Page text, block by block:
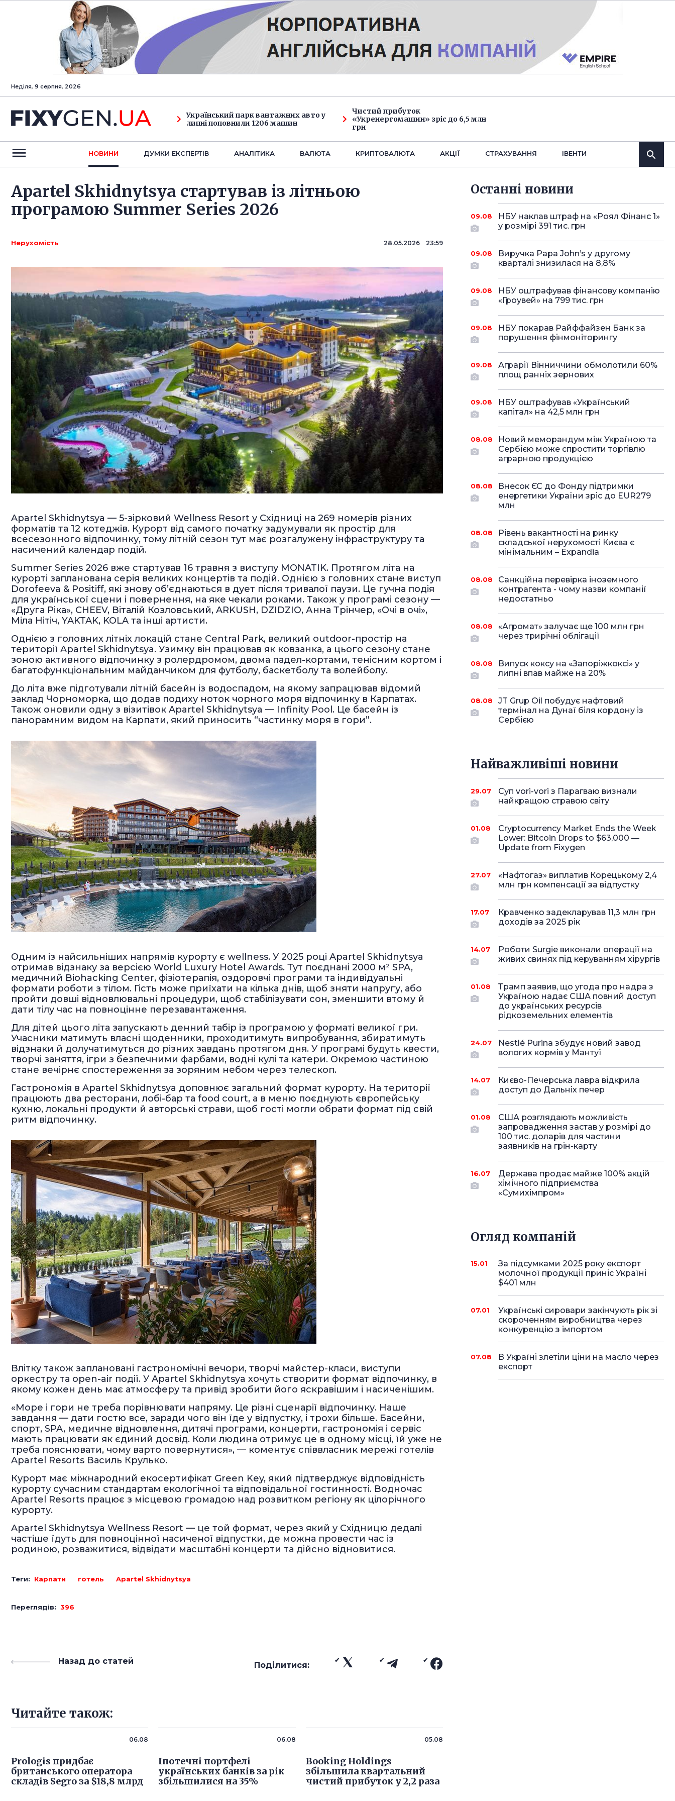
Неділя, 9 серпня, 2026
Український парк вантажних авто у
липні поповнили 1206 машин
Чистий прибуток
«Укренергомашин» зріс до 6,5 млн
грн
НОВИНИ ДУМКИ ЕКСПЕРТIВ АНАЛIТИКА ВАЛЮТА КРИПТОВАЛЮТА АКЦІЇ СТРАХУВАННЯ IВЕНТИ
Apartel Skhidnytsya стартував із літньою
програмою Summer Series 2026
Нерухомість 28.05.2026 23:59
Apartel Skhidnytsya — 5-зірковий Wellness Resort у Східниці на 269 номерів різних
форматів та 12 котеджів. Курорт від самого початку задумували як простір для
всесезонного відпочинку, тому літній сезон тут має розгалужену інфраструктуру та
насичений календар подій.
Summer Series 2026 вже стартував 16 травня з виступу MONATIK. Протягом літа на
курорті запланована серія великих концертів та подій. Однією з головних стане виступ
Dorofeeva & Positiff, які знову об’єднаються в дует після тривалої паузи. Це гучна подія
для української сцени і повернення, на яке чекали роками. Також у програмі сезону —
«Друга Ріка», CHEEV, Віталій Козловський, ARKUSH, DZIDZIO, Анна Трінчер, «Очі в очі»,
Міла Нітіч, YAKTAK, KOLA та інші артисти.
Однією з головних літніх локацій стане Central Park, великий outdoor-простір на
території Apartel Skhidnytsya. Узимку він працював як ковзанка, а цього сезону стане
зоною активного відпочинку з ролердромом, двома падел-кортами, тенісним кортом і
багатофункціональним майданчиком для футболу, баскетболу та волейболу.
До літа вже підготували літній басейн із водоспадом, на якому запрацював відомий
заклад Чорноморка, що додав подиху ноток чорного моря відпочинку в Карпатах.
Також оновили одну з візитівок Apartel Skhidnytsya — Infinity Pool. Це басейн із
панорамним видом на Карпати, який приносить “частинку моря в гори”.
Одним із найсильніших напрямів курорту є wellness. У 2025 році Apartel Skhidnytsya
отримав відзнаку за версією World Luxury Hotel Awards. Тут поєднані 2000 м² SPA,
медичний Biohacking Center, фізіотерапія, оздоровчі програми та індивідуальні
формати роботи з тілом. Гість може приїхати на кілька днів, щоб зняти напругу, або
пройти довші відновлювальні процедури, щоб стабілізувати сон, зменшити втому й
дати тілу час на повноцінне перезавантаження.
Для дітей цього літа запускають денний табір із програмою у форматі великої гри.
Учасники матимуть власні щоденники, проходитимуть випробування, збиратимуть
відзнаки й долучатимуться до різних завдань протягом дня. У програмі будуть квести,
творчі заняття, ігри з безпечними фарбами, водні кулі та катери. Окремою частиною
стане вечірнє спостереження за зоряним небом через телескоп.
Гастрономія в Apartel Skhidnytsya доповнює загальний формат курорту. На території
працюють два ресторани, лобі-бар та food court, а в меню поєднують європейську
кухню, локальні продукти й авторські страви, щоб гості могли обрати формат під свій
ритм відпочинку.
Влітку також заплановані гастрономічні вечори, творчі майстер-класи, виступи
оркестру та open-air події. У Apartel Skhidnytsya хочуть створити формат відпочинку, в
якому кожен день має атмосферу та привід зробити його яскравішим і насиченішим.
«Море і гори не треба порівнювати напряму. Це різні сценарії відпочинку. Наше
завдання — дати гостю все, заради чого він їде у відпустку, і трохи більше. Басейни,
спорт, SPA, медичне відновлення, дитячі програми, концерти, гастрономія і сервіс
мають працювати як єдиний досвід. Коли людина отримує це в одному місці, їй уже не
треба пояснювати, чому варто повернутися», — коментує співвласник мережі готелів
Apartel Resorts Василь Крулько.
Курорт має міжнародний екосертифікат Green Key, який підтверджує відповідність
курорту сучасним стандартам екологічної та відповідальної гостинності. Водночас
Apartel Resorts працює з місцевою громадою над розвитком регіону як цілорічного
курорту.
Apartel Skhidnytsya Wellness Resort — це той формат, через який у Східницю дедалі
частіше їдуть для повноцінної насиченої відпустки, де можна провести час із
родиною, розважитися, відвідати масштабні концерти та дійсно відновитися.
Теги: Карпати готель Apartel Skhidnytsya
Переглядів: 396
Назад до статей Поділитися:
Читайте також:
06.08
Prologis придбає
британського оператора
складів Segro за $18,8 млрд
06.08
Іпотечні портфелі
українських банків за рік
збільшилися на 35%
05.08
Booking Holdings
збільшила квартальний
чистий прибуток у 2,2 раза
Останнi новини
09.08
НБУ наклав штраф на «Роял Фінанс 1»
у розмірі 391 тис. грн
09.08
Виручка Papa John’s у другому
кварталі знизилася на 8,8%
09.08
НБУ оштрафував фінансову компанію
«Гроувей» на 799 тис. грн
09.08
НБУ покарав Райффайзен Банк за
порушення фінмоніторингу
09.08
Аграрії Вінниччини обмолотили 60%
площ ранніх зернових
09.08
НБУ оштрафував «Український
капітал» на 42,5 млн грн
08.08
Новий меморандум між Україною та
Сербією може спростити торгівлю
аграрною продукцією
08.08
Внесок ЄС до Фонду підтримки
енергетики України зріс до EUR279
млн
08.08
Рівень вакантності на ринку
складської нерухомості Києва є
мінімальним – Expandia
08.08
Санкційна перевірка іноземного
контрагента - чому назви компанії
недостатньо
08.08
«Агромат» залучає ще 100 млн грн
через трирічні облігації
08.08
Випуск коксу на «Запоріжкоксі» у
липні впав майже на 20%
08.08
JT Grup Oil побудує нафтовий
термінал на Дунаї біля кордону із
Сербією
Найважливіші новини
29.07
Суп vori-vori з Парагваю визнали
найкращою стравою світу
01.08
Cryptocurrency Market Ends the Week
Lower: Bitcoin Drops to $63,000 —
Update from Fixygen
27.07
«Нафтогаз» виплатив Корецькому 2,4
млн грн компенсації за відпустку
17.07
Кравченко задекларував 11,3 млн грн
доходів за 2025 рік
14.07
Роботи Surgie виконали операції на
живих свинях під керуванням хірургів
01.08
Трамп заявив, що угода про надра з
Україною надає США повний доступ
до українських ресурсів
рідкоземельних елементів
24.07
Nestlé Purina збудує новий завод
вологих кормів у Мантуї
14.07
Києво-Печерська лавра відкрила
доступ до Дальніх печер
01.08
США розглядають можливість
запровадження застав у розмірі до
100 тис. доларів для частини
заявників на грін-карту
16.07
Держава продає майже 100% акцій
хімічного підприємства
«Сумихімпром»
Огляд компаній
15.01
За підсумками 2025 року експорт
молочної продукції приніс Україні
$401 млн
07.01
Українські сировари закінчують рік зі
скороченням виробництва через
конкуренцію з імпортом
07.08
В Україні злетіли ціни на масло через
експорт